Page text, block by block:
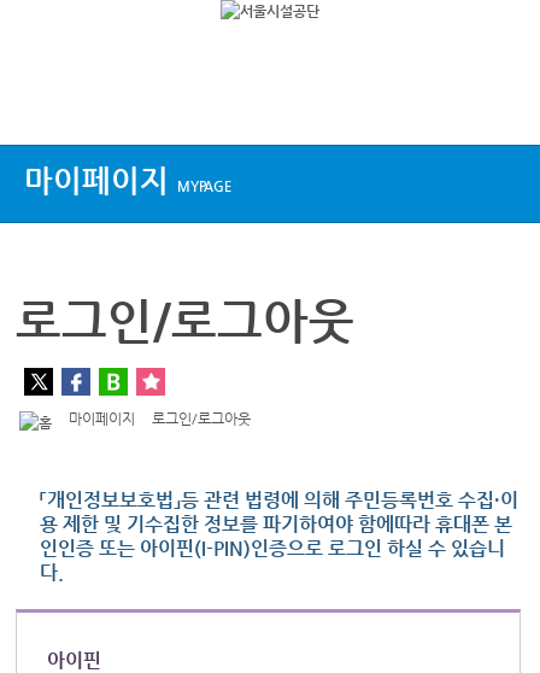
마이페이지 MYPAGE
로그인/로그아웃
마이페이지 로그인/로그아웃
「개인정보보호법」등 관련 법령에 의해 주민등록번호 수집·이
용 제한 및 기수집한 정보를 파기하여야 함에따라 휴대폰 본
인인증 또는 아이핀(I-PIN)인증으로 로그인 하실 수 있습니
다.
아이핀